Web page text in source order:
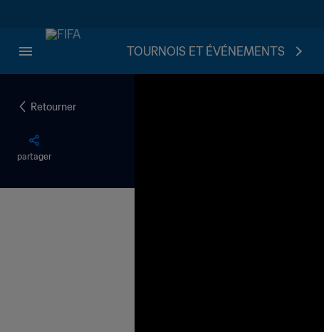
TOURNOIS ET ÉVÉNEMENTS
Retourner
partager